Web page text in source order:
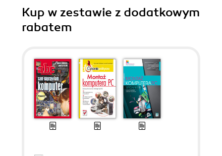
Kup w zestawie z dodatkowym
rabatem